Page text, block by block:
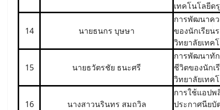
เทคโนโลยีด
14 นายธนกร บุษษา
การพัฒนาคว
ของนักเรียน
วิทยาลัยเทค
15 นายธวัตรชัย ธนะศรี
การพัฒนาทัก
ชีวิตของนักเ
วิทยาลัยเทค
16 นางสาวนรินทร สมถวิล
การใช้แอปพ
ประกาศนียบั